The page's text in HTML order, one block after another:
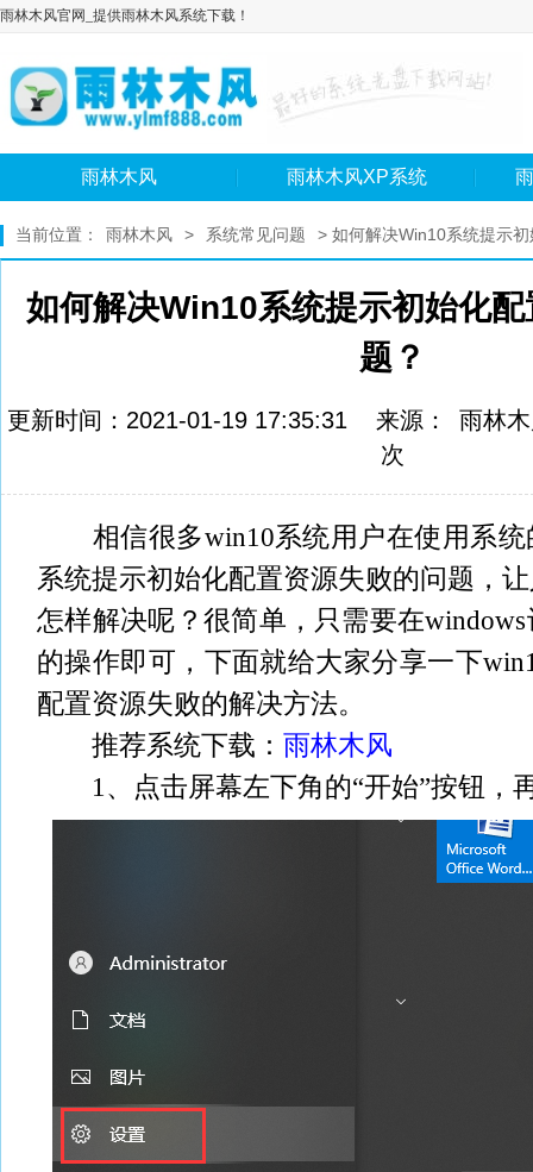
雨林木风官网_提供雨林木风系统下载！
雨林木风 雨林木风XP系统
当前位置： 雨林木风 > 系统常见问题 > 如何解决Win10系统提示
如何解决Win10系统提示初始化
题？
更新时间：2021-01-19 17:35:31 来源：
雨林
次
相信很多win10系统用户在使用系统
系统提示初始化配置资源失败的问题，
怎样解决呢？很简单，只需要在
的操作即可，下面就给大家分享一下
配置资源失败的解决方法。
推荐系统下载： 雨林木风
1、点击屏幕左下角的“开始”按钮，